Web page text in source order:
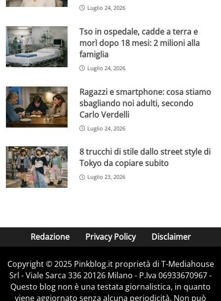
Luglio 24, 2026
Tso in ospedale, cadde a terra e
morì dopo 18 mesi: 2 milioni alla
famiglia
Luglio 24, 2026
Ragazzi e smartphone: cosa stiamo
sbagliando noi adulti, secondo
Carlo Verdelli
Luglio 24, 2026
8 trucchi di stile dallo street style di
Tokyo da copiare subito
Luglio 23, 2026
Redazione Privacy Policy Disclaimer
Copyright © 2025 Pinkblog.it proprietà di T-Mediahouse
Srl - Viale Sarca 336 20126 Milano - P.Iva 06933670967 -
Questo blog non è una testata giornalistica, in quanto
viene aggiornato senza alcuna periodicità. Non può